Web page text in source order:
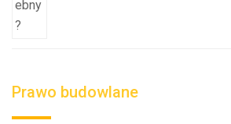
Prawo budowlane